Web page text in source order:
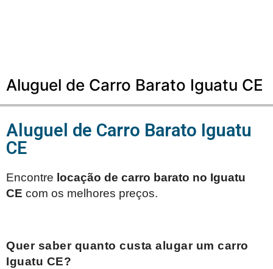
Aluguel de Carro Barato Iguatu CE
Aluguel de Carro Barato Iguatu
CE
Encontre locação de carro barato no Iguatu
CE com os melhores preços.
Quer saber quanto custa alugar um carro
Iguatu CE?